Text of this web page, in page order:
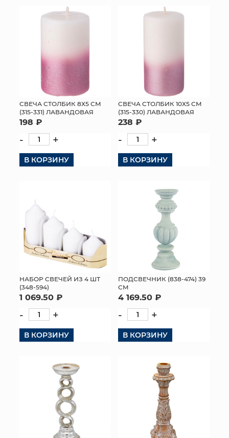
CВЕЧА СТОЛБИК 8Х5 СМ
(315-331) ЛАВАНДОВАЯ
198 ₽
- +
В КОРЗИНУ
CВЕЧА СТОЛБИК 10Х5 СМ
(315-330) ЛАВАНДОВАЯ
238 ₽
- +
В КОРЗИНУ
НАБОР СВЕЧЕЙ ИЗ 4 ШТ
(348-594)
1 069.50 ₽
- +
В КОРЗИНУ
ПОДСВЕЧНИК (838-474) 39
СМ
4 169.50 ₽
- +
В КОРЗИНУ